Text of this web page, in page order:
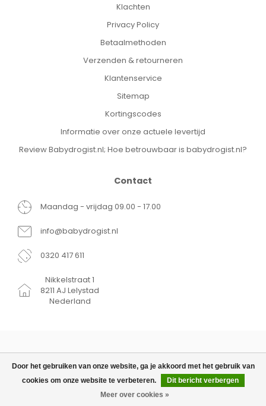
€9,95
TOEVOEGEN AAN
WINKELWAGEN
Door het gebruiken van onze website, ga je akkoord met het gebruik van
cookies om onze website te verbeteren.
Dit bericht verbergen
Meer over cookies »
Klachten
Privacy Policy
Betaalmethoden
Verzenden & retourneren
Klantenservice
Sitemap
Kortingscodes
Informatie over onze actuele levertijd
Review Babydrogist.nl; Hoe betrouwbaar is babydrogist.nl?
Contact
Maandag - vrijdag 09.00 - 17.00
info@babydrogist.nl
0320 417 611
Nikkelstraat 1
8211 AJ Lelystad
Nederland
© Copyright 2026 Babydrogist.nl